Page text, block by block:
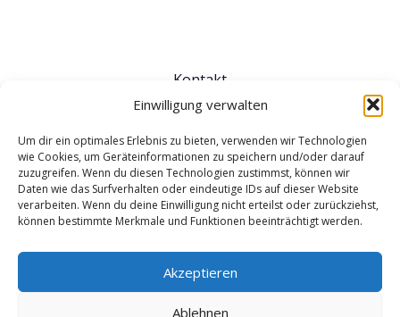
Einwilligung verwalten
Um dir ein optimales Erlebnis zu bieten, verwenden wir Technologien
wie Cookies, um Geräteinformationen zu speichern und/oder darauf
zuzugreifen. Wenn du diesen Technologien zustimmst, können wir
Daten wie das Surfverhalten oder eindeutige IDs auf dieser Website
verarbeiten. Wenn du deine Einwilligung nicht erteilst oder zurückziehst,
können bestimmte Merkmale und Funktionen beeinträchtigt werden.
Akzeptieren
Ablehnen
Kontakt
Impressum
AGB
Datenschutz
Cookie-Richtlinie